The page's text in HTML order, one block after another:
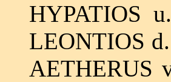
HYPATIOS
LEONTIOS
AETHERUS